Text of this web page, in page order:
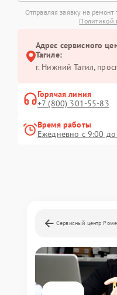
Отправляя заявку на
Политикой
Адрес сервисного
Тагиле:
г. Нижний Тагил,
Горячая линия
+7 (800) 301-55-83
Время работы
Ежедневно с 9:00
Сервисный центр